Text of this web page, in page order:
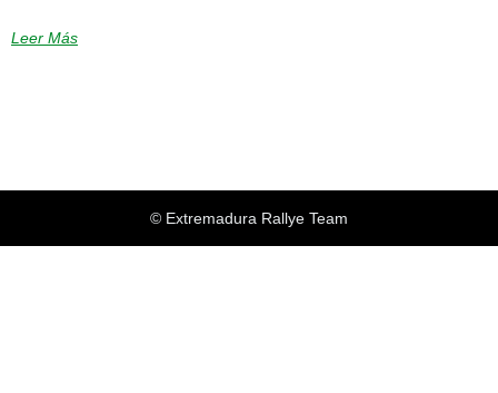
Leer Más
© Extremadura Rallye Team